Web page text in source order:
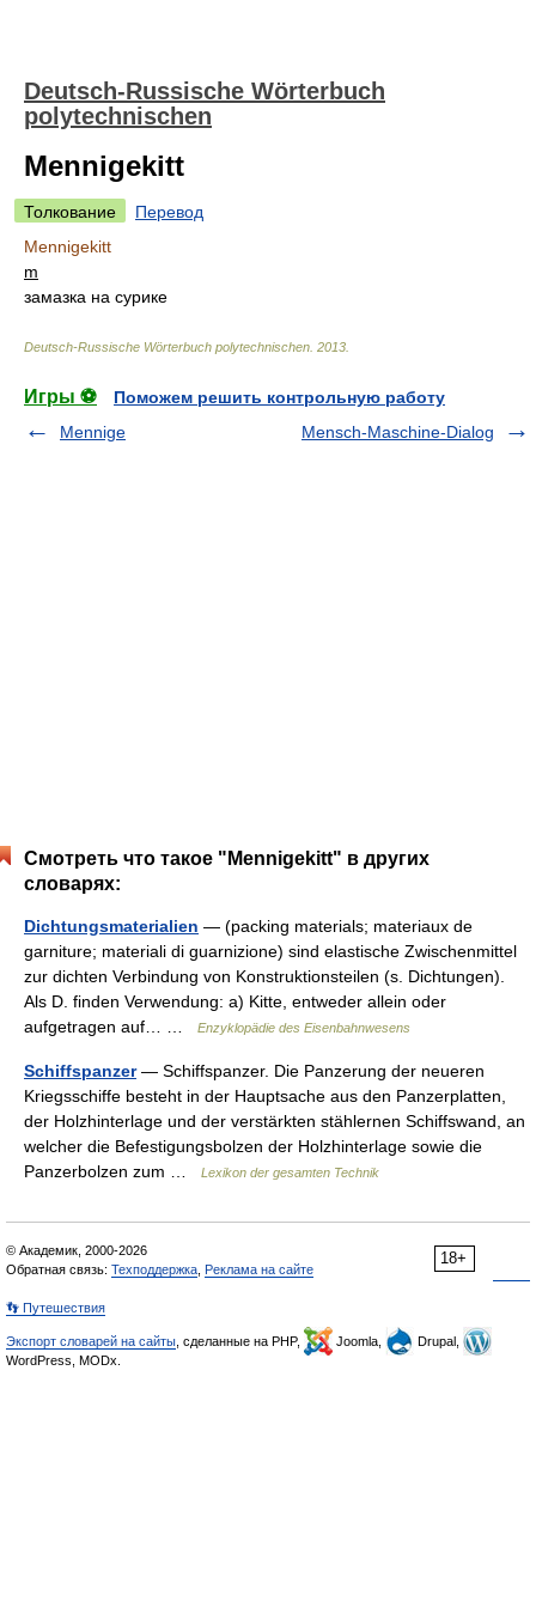
Deutsch-Russische Wörterbuch
polytechnischen
Mennigekitt
Толкование
Перевод
Mennigekitt
m
замазка на сурике
Deutsch-Russische Wörterbuch polytechnischen 2013
Игры ⚽
Поможем решить контрольную работу
Mennige
Mensch-Maschine-Dialog
Смотреть что такое "Mennigekitt" в других
словарях:
Dichtungsmaterialien — (packing materials; materiaux de
garniture; materiali di guarnizione) sind elastische Zwischenmittel
zur dichten Verbindung von Konstruktionsteilen (s. Dichtungen).
Als D. finden Verwendung: a) Kitte, entweder allein oder
aufgetragen auf… …
Enzyklopädie des Eisenbahnwesens
Schiffspanzer— Schiffspanzer. Die Panzerung der neueren
Kriegsschiffe besteht in der Hauptsache aus den Panzerplatten,
der Holzhinterlage und der verstärkten stählernen Schiffswand, an
welcher die Befestigungsbolzen der Holzhinterlage sowie die
Panzerbolzen zum …
Lexikon der gesamten Technik
18+
© Академик, 2000-2026
Обратная связь: Техподдержка Реклама на сайте
👣 Путешествия
Экспорт словарей на сайты , сделанные на PHP, Joomla,
Drupal,
WordPress, MODx.